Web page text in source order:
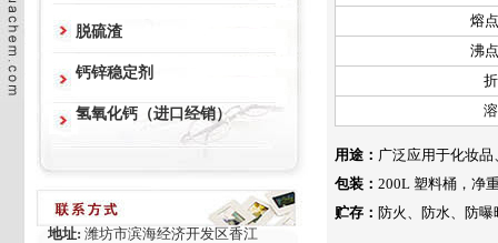
脱硫渣
钙锌稳定剂
氢氧化钙（进口经销）
地址: 潍坊市滨海经济开发区香江
熔
沸
用途： 广泛应用于化妆
包装： 200L 塑料桶，净
贮存： 防火、防水、防曝